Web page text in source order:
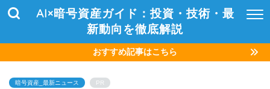
AI×暗号資産ガイド：投資・技術・最
新動向を徹底解説
おすすめ記事はこちら
暗号資産_最新ニュース PR